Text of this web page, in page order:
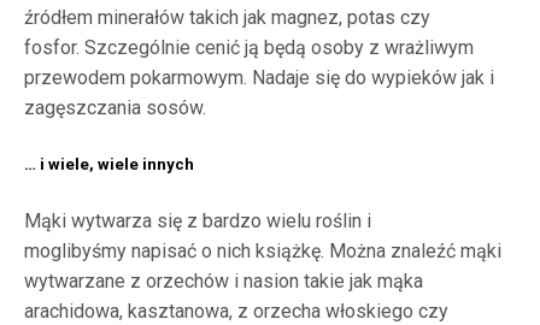
źródłem minerałów takich jak magnez, potas czy
fosfor. Szczególnie cenić ją będą osoby z wrażliwym
przewodem pokarmowym. Nadaje się do wypieków jak i
zagęszczania sosów.
… i wiele, wiele innych
Mąki wytwarza się z bardzo wielu roślin i
moglibyśmy napisać o nich książkę. Można znaleźć mąki
wytwarzane z orzechów i nasion takie jak mąka
arachidowa, kasztanowa, z orzecha włoskiego czy